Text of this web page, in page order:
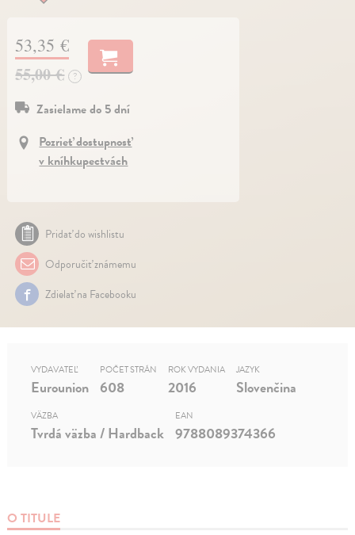
53,35 €
55,00 €
?
Zasielame do 5 dní
Pozrieť dostupnosť
v kníhkupectvách
Pridať do wishlistu
Odporučiť známemu
Zdielať na Facebooku
O TITULE
VYDAVATEĽ
Eurounion
POČET STRÁN
608
ROK VYDANIA
2016
JAZYK
Slovenčina
VÄZBA
Tvrdá väzba / Hardback
EAN
9788089374366